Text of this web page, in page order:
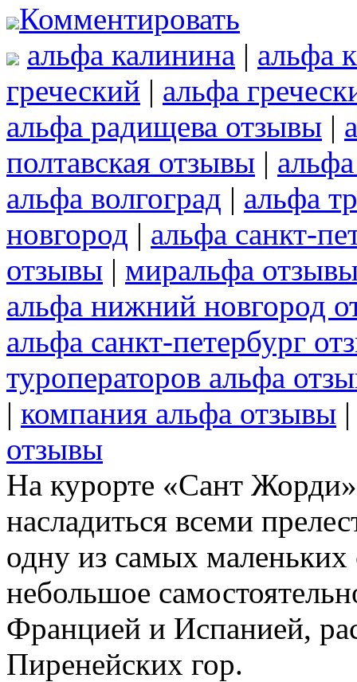
Комментировать
альфа калинина | альфа
греческий | альфа
альфа радищева отзывы |
полтавская отзывы |
альфа волгоград | альфа
новгород | альфа санкт-
отзывы | миральфа
альфа нижний новгород
альфа санкт-петербург
туроператоров альфа
| компания альфа отзывы
отзывы
На курорте «Сант
насладиться всеми
одну из самых
небольшое
Францией и Испанией,
Пиренейских гор.